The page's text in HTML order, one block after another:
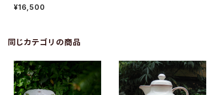
ーポット
¥16,500
同じカテゴリの商品